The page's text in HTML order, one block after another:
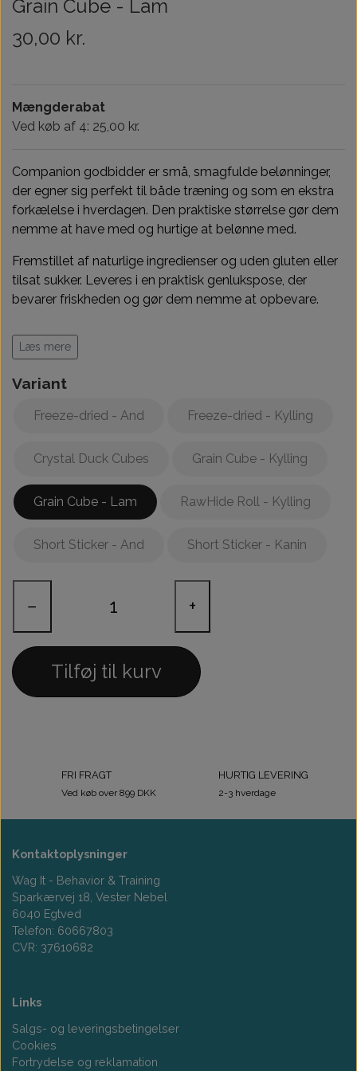
Tilskud
Træningsudstyr & Legetøj
Grain Cube - Lam
30,00 kr.
Mængderabat
Ved køb af 4: 25,00 kr.
Companion godbidder er små, smagfulde belønninger,
der egner sig perfekt til både træning og som en ekstra
forkælelse i hverdagen. Den praktiske størrelse gør dem
nemme at have med og hurtige at belønne med.
Fremstillet af naturlige ingredienser og uden gluten eller
tilsat sukker. Leveres i en praktisk genlukspose, der
bevarer friskheden og gør dem nemme at opbevare.
Du kan frit blande 4 poser for 100kr af alle varianter!
Læs mere
Variant
Freeze-dried - And Freeze-dried - Kylling
Crystal Duck Cubes Grain Cube - Kylling
Grain Cube - Lam RawHide Roll - Kylling
Short Sticker - And Short Sticker - Kanin
− +
Tilføj til kurv
FRI FRAGT
Ved køb over 899 DKK
HURTIG LEVERING
2-3 hverdage
Kontaktoplysninger
Wag It - Behavior & Training
Sparkærvej 18, Vester Nebel
6040 Egtved
Telefon: 60667803
CVR: 37610682
Links
Salgs- og leveringsbetingelser
Cookies
Fortrydelse og reklamation